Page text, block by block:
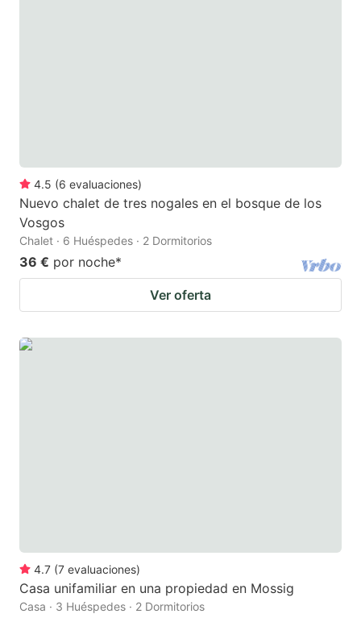
4.5 (6 evaluaciones)
Nuevo chalet de tres nogales en el bosque de los
Vosgos
Chalet · 6 Huéspedes · 2 Dormitorios
36 € por noche*
Ver oferta
4.7 (7 evaluaciones)
Casa unifamiliar en una propiedad en Mossig
Casa · 3 Huéspedes · 2 Dormitorios